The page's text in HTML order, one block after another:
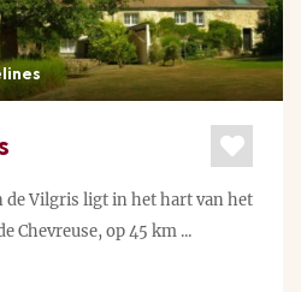
de Vilgris ligt in het hart van het
Chevreuse, op 45 km ...